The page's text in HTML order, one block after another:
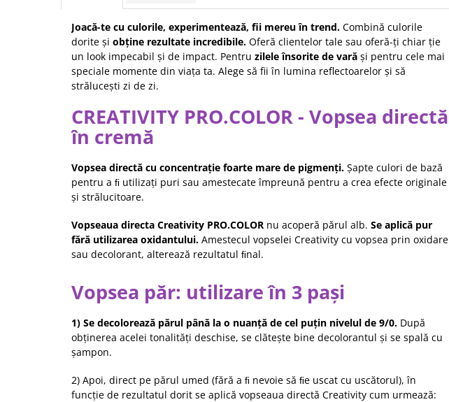
Joacă-te cu culorile, experimentează, fii mereu în trend. Combină culorile
dorite și obține rezultate incredibile. Oferă clientelor tale sau oferă-ți chiar ție
un look impecabil și de impact. Pentru zilele însorite de vară și pentru cele mai
speciale momente din viața ta. Alege să fii în lumina reflectoarelor și să
strălucești zi de zi.
CREATIVITY PRO.COLOR - Vopsea directă
în cremă
Vopsea directă cu concentrație foarte mare de pigmenți. Șapte culori de bază
pentru a ﬁ utilizați puri sau amestecate împreună pentru a crea efecte originale
și strălucitoare.
Vopseaua directa Creativity PRO.COLOR nu acoperă părul alb. Se aplică pur
fără utilizarea oxidantului. Amestecul vopselei Creativity cu vopsea prin oxidare
sau decolorant, alterează rezultatul ﬁnal.
Vopsea păr: utilizare în 3 pași
1) Se decolorează părul până la o nuanță de cel puțin nivelul de 9/0. După
obținerea acelei tonalități deschise, se clătește bine decolorantul și se spală cu
șampon.
2) Apoi, direct pe părul umed (fără a ﬁ nevoie să ﬁe uscat cu uscătorul), în
funcție de rezultatul dorit se aplică vopseaua directă Creativity cum urmează: